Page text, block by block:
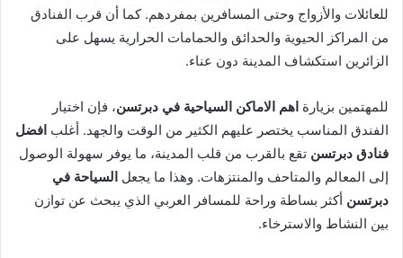
للعائلات والأزواج وحتى المسافرين بمفردهم. كما أن قرب الفنادق
من المراكز الحيوية والحدائق والحمامات الحرارية يسهل على
الزائرين استكشاف المدينة دون عناء.
للمهتمين بزيارة اهم الاماكن السياحية في دبرتسن، فإن اختيار
الفندق المناسب يختصر عليهم الكثير من الوقت والجهد. أغلب افضل
فنادق دبرتسن تقع بالقرب من قلب المدينة، ما يوفر سهولة الوصول
إلى المعالم والمتاحف والمنتزهات. وهذا ما يجعل السياحة في
دبرتسن أكثر بساطة وراحة للمسافر العربي الذي يبحث عن توازن
بين النشاط والاسترخاء.